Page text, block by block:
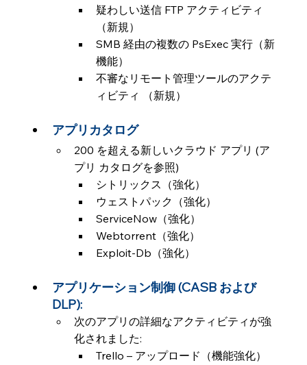
疑わしい送信 FTP アクティビティ
（新規）
SMB 経由の複数の PsExec 実行（新
機能）
不審なリモート管理ツールのアクテ
ィビティ （新規）
アプリカタログ
200 を超える新しいクラウド アプリ (ア
プリ カタログを参照)
シトリックス（強化）
ウェストパック（強化）
ServiceNow（強化）
Webtorrent（強化）
Exploit-Db（強化）
アプリケーション制御 (CASB および
DLP):
次のアプリの詳細なアクティビティが強
化されました:
Trello – アップロード（機能強化）